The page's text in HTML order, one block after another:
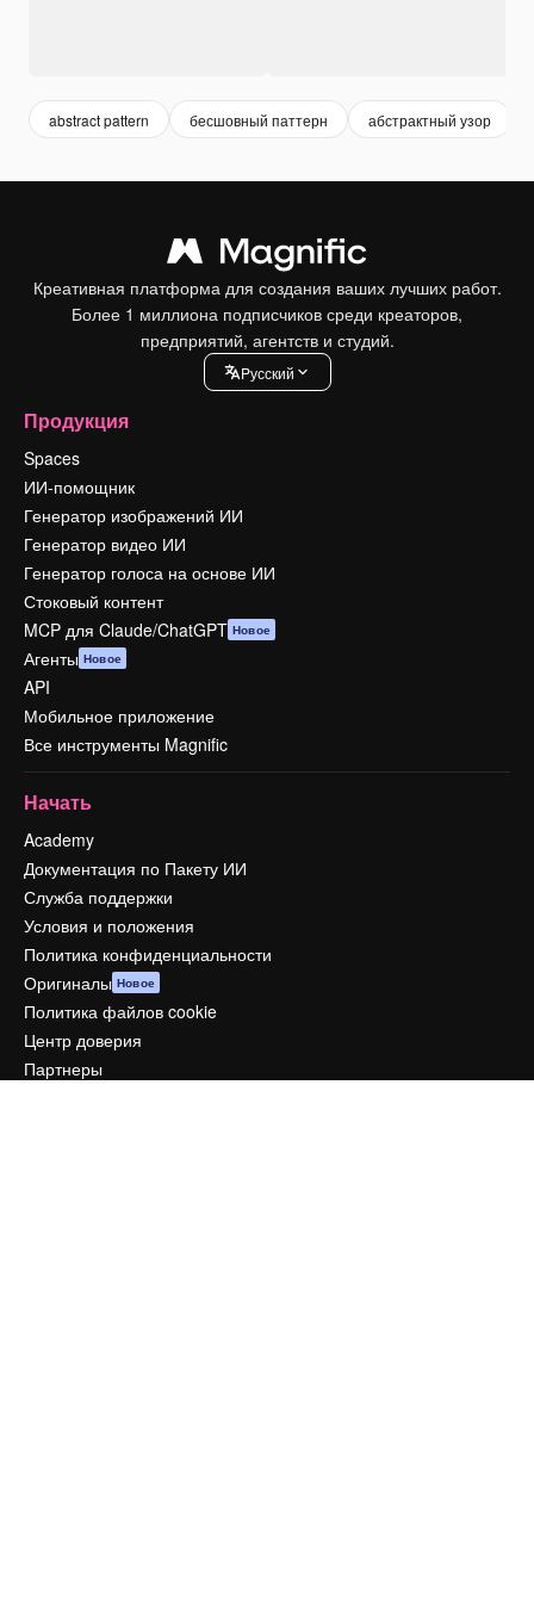
abstract pattern бесшовный паттерн абстрактный узор
Креативная платформа для создания ваших лучших работ.
Более 1 миллиона подписчиков среди креаторов,
предприятий, агентств и студий.
Pусский
Продукция
Spaces
ИИ-помощник
Генератор изображений ИИ
Генератор видео ИИ
Генератор голоса на основе ИИ
Стоковый контент
MCP для Claude/ChatGPT Новое
Агенты Новое
API
Мобильное приложение
Все инструменты Magnific
Начать
Academy
Документация по Пакету ИИ
Служба поддержки
Условия и положения
Политика конфиденциальности
Оригиналы Новое
Политика файлов cookie
Центр доверия
Партнеры